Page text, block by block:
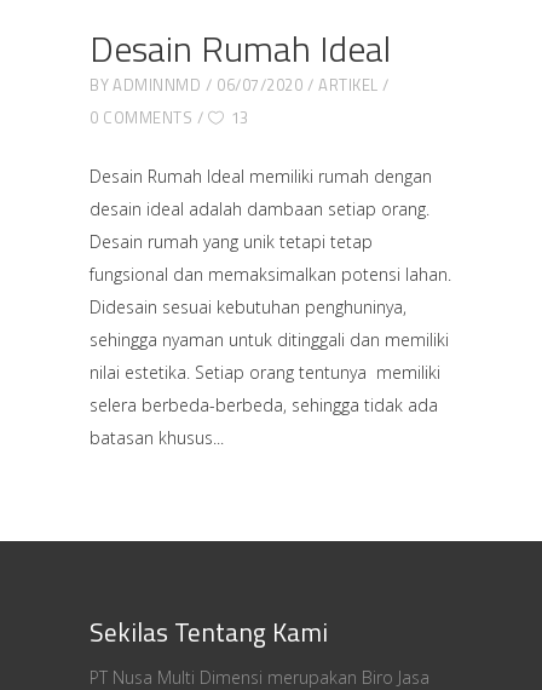
Desain Rumah Ideal
BYADMINNMD 06/07/2020
ARTIKEL
0 COMMENTS
13
Desain Rumah Ideal memiliki rumah dengan
desain ideal adalah dambaan setiap orang.
Desain rumah yang unik tetapi tetap
fungsional dan memaksimalkan potensi lahan.
Didesain sesuai kebutuhan penghuninya,
sehingga nyaman untuk ditinggali dan memiliki
nilai estetika. Setiap orang tentunya memiliki
selera berbeda-berbeda, sehingga tidak ada
batasan khusus
Sekilas Tentang Kami
PT Nusa Multi Dimensi merupakan Biro Jasa